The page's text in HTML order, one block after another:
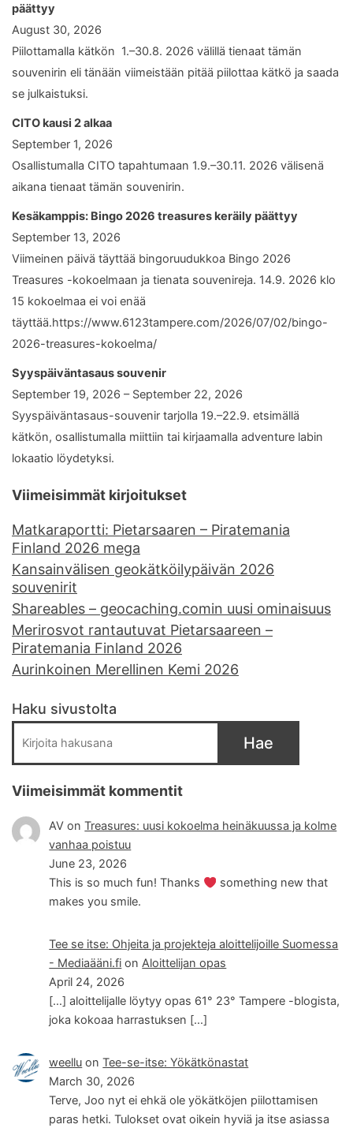
päättyy
August 30, 2026
Piilottamalla kätkön 1.–30.8. 2026 välillä tienaat tämän
souvenirin eli tänään viimeistään pitää piilottaa kätkö ja saada
se julkaistuksi.
CITO kausi 2 alkaa
September 1, 2026
Osallistumalla CITO tapahtumaan 1.9.–30.11. 2026 välisenä
aikana tienaat tämän souvenirin.
Kesäkamppis: Bingo 2026 treasures keräily päättyy
September 13, 2026
Viimeinen päivä täyttää bingoruudukkoa Bingo 2026
Treasures -kokoelmaan ja tienata souvenireja. 14.9. 2026 klo
15 kokoelmaa ei voi enää
täyttää.https://www.6123tampere.com/2026/07/02/bingo-
2026-treasures-kokoelma/
Syyspäiväntasaus souvenir
September 19, 2026 – September 22, 2026
Syyspäiväntasaus-souvenir tarjolla 19.–22.9. etsimällä
kätkön, osallistumalla miittiin tai kirjaamalla adventure labin
lokaatio löydetyksi.
Viimeisimmät kirjoitukset
Matkaraportti: Pietarsaaren – Piratemania
Finland 2026 mega
Kansainvälisen geokätköilypäivän 2026
souvenirit
Shareables – geocaching.comin uusi ominaisuus
Merirosvot rantautuvat Pietarsaareen –
Piratemania Finland 2026
Aurinkoinen Merellinen Kemi 2026
Haku sivustolta
Hae
Viimeisimmät kommentit
AV onTreasures: uusi kokoelma heinäkuussa ja kolme
vanhaa poistuu
June 23, 2026
This is so much fun! Thanks
something new that
makes you smile.
Tee se itse: Ohjeita ja projekteja aloittelijoille Suomessa
- Mediaääni.fi onAloittelijan opas
April 24, 2026
[…] aloittelijalle löytyy opas 61° 23° Tampere -blogista,
joka kokoaa harrastuksen […]
weellu onTee-se-itse: Yökätkönastat
March 30, 2026
Terve, Joo nyt ei ehkä ole yökätköjen piilottamisen
paras hetki. Tulokset ovat oikein hyviä ja itse asiassa